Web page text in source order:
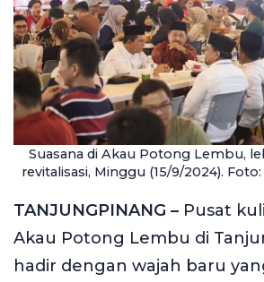
Suasana di Akau Potong Lembu,
revitalisasi, Minggu (15/9/2024).
TANJUNGPINANG – Pusat
Akau Potong Lembu di
hadir dengan wajah baru